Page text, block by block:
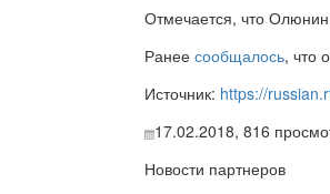
Отмечается, что
Ранее сообщалось, что
Источник: https://
17.02.2018, 816
Новости партнеров